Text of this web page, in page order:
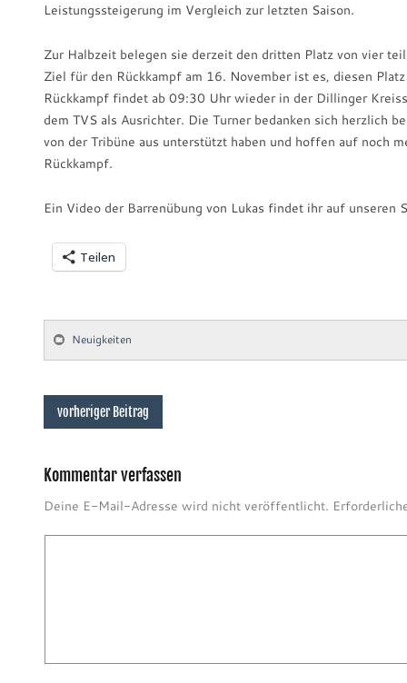
Leistungssteigerung im Vergleich zur letzten Saison.
Zur Halbzeit belegen sie derzeit den dritten Platz von vier
Ziel für den Rückkampf am 16. November ist es, diesen
Rückkampf findet ab 09:30 Uhr wieder in der Dillinger
dem TVS als Ausrichter. Die Turner bedanken sich herzlich
von der Tribüne aus unterstützt haben und hoffen auf noch
Rückkampf.
Ein Video der Barrenübung von Lukas findet ihr auf unseren
Teilen
Neuigkeiten
vorheriger Beitrag
Kommentar verfassen
Deine E-Mail-Adresse wird nicht veröffentlicht.